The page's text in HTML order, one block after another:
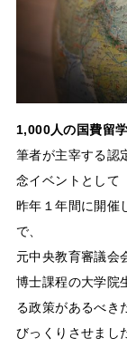
1,000人の国費留
筆者が主宰する認
念イベントとして
昨年１年間に開催
で、
元中央教育審議会
博士課程の大学院
る政策があるべき
びっくりさせまし